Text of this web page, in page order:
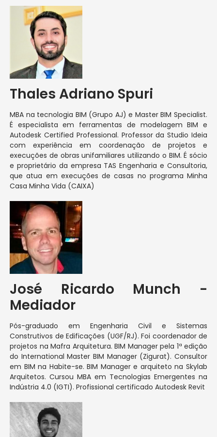
Thales Adriano Spuri
MBA na tecnologia BIM (Grupo AJ) e Master BIM Specialist.
É especialista em ferramentas de modelagem BIM e
Autodesk Certified Professional. Professor da Studio Ideia
com experiência em coordenação de projetos e
execuções de obras unifamiliares utilizando o BIM. É sócio
e proprietário da empresa TAS Engenharia e Consultoria,
que atua em execuções de casas no programa Minha
Casa Minha Vida (CAIXA)
José Ricardo Munch -
Mediador
Pós-graduado em Engenharia Civil e Sistemas
Construtivos de Edificações (UGF/RJ). Foi coordenador de
projetos na Mafra Arquitetura. BIM Manager pela 1ª edição
do International Master BIM Manager (Zigurat). Consultor
em BIM na Habite-se. BIM Manager e arquiteto na Skylab
Arquitetos. Cursou MBA em Tecnologias Emergentes na
Indústria 4.0 (IGTI). Profissional certificado Autodesk Revit